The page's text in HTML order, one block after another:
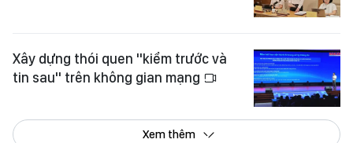
Xây dựng thói quen "kiểm trước và
tin sau" trên không gian mạng
Xem thêm